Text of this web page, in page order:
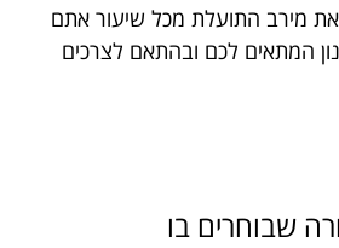
מירב התועלת מכל שיעור אתם
המתאים לכם ובהתאם לצרכים
שבוחרים בו